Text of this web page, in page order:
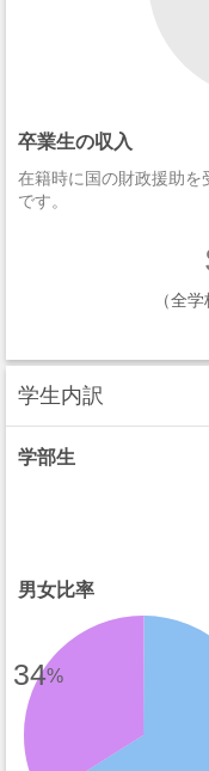
卒業生の収入
在籍時に国の財政援助を
です。
（全
学生内訳
学部生
男女比率
34%